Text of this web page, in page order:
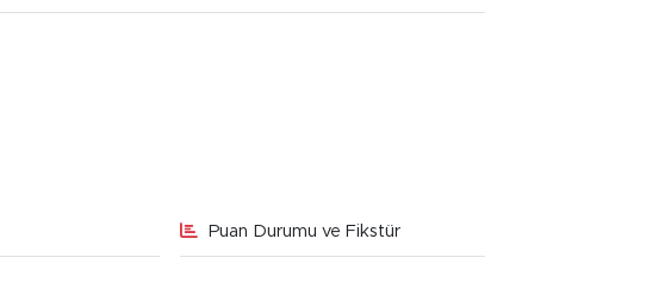
Puan Durumu ve Fikstür